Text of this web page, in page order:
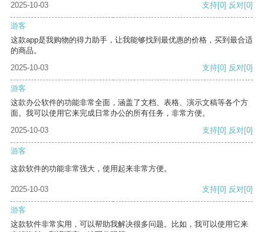
2025-10-03 支持[0] 反对[0]
游客
这款app是我购物的得力助手，让我能够找到最优惠的价格，买到最合适
的商品。
2025-10-03
支持[0] 反对[0]
游客
这款办公软件的功能非常全面，涵盖了文档、表格、演示文稿等各个方
面。我可以使用它来完成日常办公的所有任务，非常方便。
2025-10-03
支持[0] 反对[0]
游客
这款软件的功能非常强大，使用起来非常方便。
2025-10-03 支持[0] 反对[0]
游客
这款软件非常实用，可以帮助我解决很多问题。比如，我可以使用它来